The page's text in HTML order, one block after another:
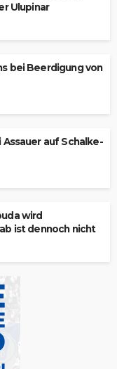
Ulupinar
bei Beerdigung von
auf Schalke-
wird
ist dennoch nicht